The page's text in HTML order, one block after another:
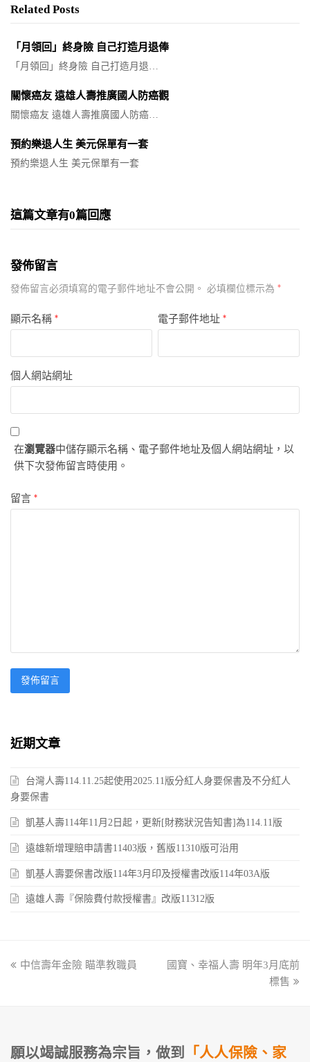
Related Posts
「月領回」終身險 自己打造月退俸
「月領回」終身險 自己打造月退…
關懷癌友 遠雄人壽推廣國人防癌觀
關懷癌友 遠雄人壽推廣國人防癌…
預約樂退人生 美元保單有一套
預約樂退人生 美元保單有一套
這篇文章有0篇回應
發佈留言
發佈留言必須填寫的電子郵件地址不會公開。 必填欄位標示為 *
顯示名稱 * 電子郵件地址*
個人網站網址
在瀏覽器中儲存顯示名稱、電子郵件地址及個人網站網址，以
供下次發佈留言時使用。
留言 *
近期文章
台灣人壽114.11.25起使用2025.11版分紅人身要保書及不分紅人
身要保書
凱基人壽114年11月2日起，更新[財務狀況告知書]為114.11版
遠雄新增理賠申請書11403版，舊版11310版可沿用
凱基人壽要保書改版114年3月印及授權書改版114年03A版
遠雄人壽『保險費付款授權書』改版11312版
previous
中信壽年金險 瞄準教職員
next
國寶、幸福人壽 明年3月底前
標售
願以竭誠服務為宗旨，做到 「人人保險、家